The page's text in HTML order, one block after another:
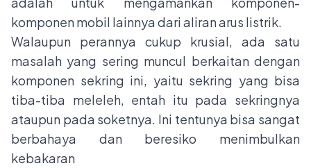
komponen mobil lainnya dari aliran arus listrik.
Walaupun perannya cukup krusial, ada satu
masalah yang sering muncul berkaitan dengan
komponen sekring ini, yaitu sekring yang bisa
tiba-tiba meleleh, entah itu pada sekringnya
ataupun pada soketnya. Ini tentunya bisa sangat
berbahaya dan beresiko menimbulkan
kebakaran